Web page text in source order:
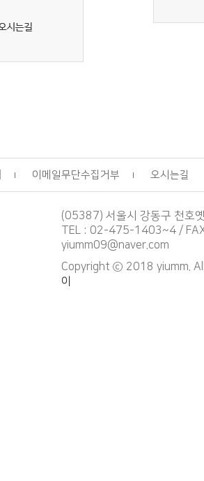
이메일무단수집거부 오시는길
(05387) 서울시 강동구 천
TEL : 02-475-1403~4 /
yiumm09@naver.com
Copyright ⓒ 2018 yiumm.
이